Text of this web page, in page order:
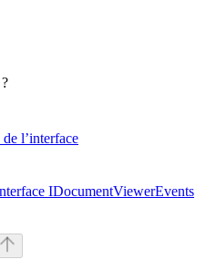
l’interface
IDocumentViewerEvents